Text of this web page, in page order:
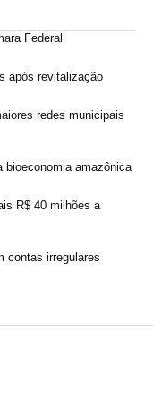
Federal
após revitalização
redes municipais
bioeconomia amazônica
R$ 40 milhões a
contas irregulares